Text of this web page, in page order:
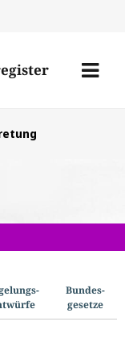
den
Menü
Bundes­
gesetze